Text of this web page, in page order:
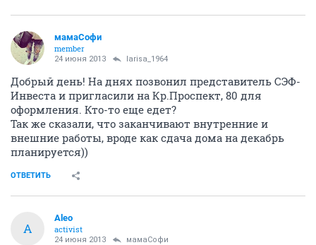
мамаСофи
member
24 июня 2013 larisa_1964
Добрый день! На днях позвонил представитель СЭФ-
Инвеста и пригласили на Кр.Проспект, 80 для
оформления. Кто-то еще едет?
Так же сказали, что заканчивают внутренние и
внешние работы, вроде как сдача дома на декабрь
планируется))
ОТВЕТИТЬ
A
Aleo
activist
24 июня 2013 мамаСофи